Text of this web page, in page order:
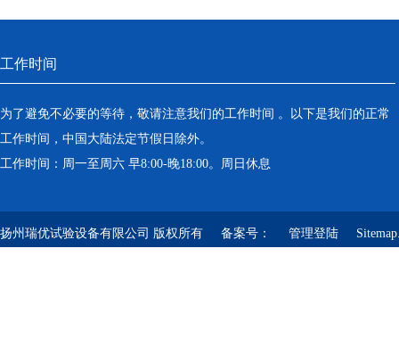
工作时间
为了避免不必要的等待，敬请注意我们的工作时间 。以下是我们的正常
工作时间，中国大陆法定节假日除外。
工作时间：周一至周六 早8:00-晚18:00。周日休息
扬州瑞优试验设备有限公司 版权所有 备案号： 管理登陆